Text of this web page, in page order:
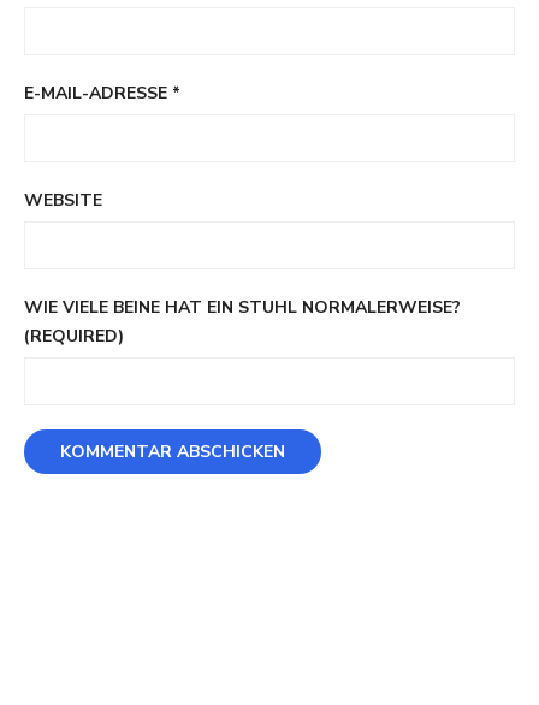
E-MAIL-ADRESSE *
WEBSITE
WIE VIELE BEINE HAT EIN STUHL NORMALERWEISE?
(REQUIRED)